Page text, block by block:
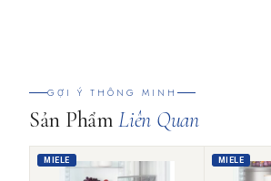
GỢI Ý THÔNG MINH
Sản PhẩmLiên Quan
MIELE MIELE